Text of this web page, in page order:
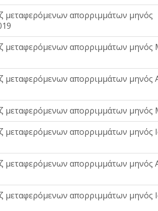
μεταφερόμενων απορριμμάτων μηνός
μεταφερόμενων απορριμμάτων μηνός
μεταφερόμενων απορριμμάτων μηνός
μεταφερόμενων απορριμμάτων μηνός
μεταφερόμενων απορριμμάτων μηνός
μεταφερόμενων απορριμμάτων μηνός
μεταφερόμενων απορριμμάτων μηνός